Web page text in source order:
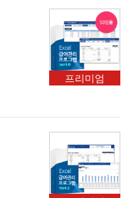
프리미엄